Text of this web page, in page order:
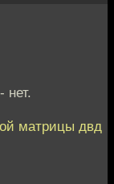
нет.
матрицы двд